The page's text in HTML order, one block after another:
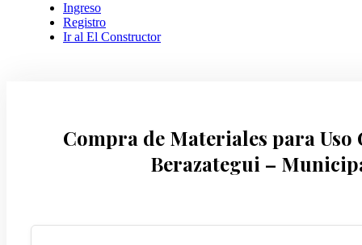
Ingreso
Registro
Ir al El Constructor
Compra de Materiales para
Berazategui –